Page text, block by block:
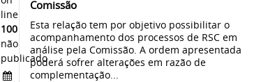
line
100
não
publicado
Comissão
Esta relação tem por objetivo possibilitar o
acompanhamento dos processos de RSC em
análise pela Comissão. A ordem apresentada
poderá sofrer alterações em razão de
complementação...